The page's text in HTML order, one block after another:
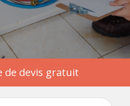
de devis gratuit